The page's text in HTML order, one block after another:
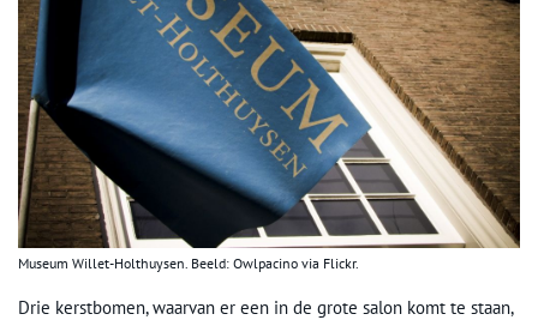
Museum Willet-Holthuysen. Beeld: Owlpacino via Flickr.
Drie kerstbomen, waarvan er een in de grote salon komt te staan,